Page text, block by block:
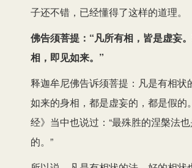
子还不错，已经懂得了这样的道理。
佛告须菩提：“凡所有相，皆是虚妄
相，即见如来。”
释迦牟尼佛告诉须菩提：凡是有相状
如来的身相，都是虚妄的，都是假的
经》当中也说过：“最殊胜的涅槃法
的。”